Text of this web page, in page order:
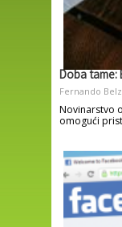
Doba
Fernando
Novinarstvo
omogući